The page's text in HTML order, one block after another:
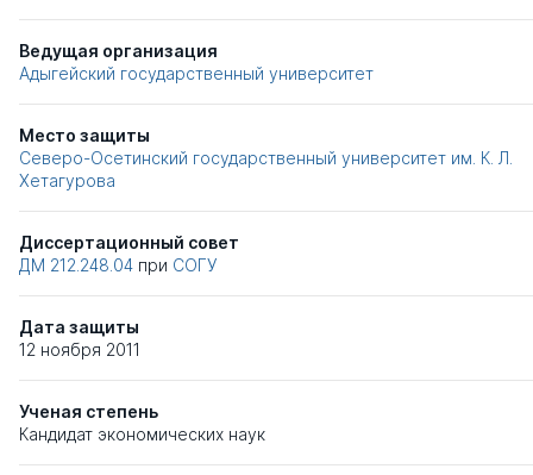
Ведущая организация
Адыгейский государственный университет
Место защиты
Северо-Осетинский государственный университет им. К. Л.
Хетагурова
Диссертационный совет
ДМ 212.248.04 при СОГУ
Дата защиты
12 ноября 2011
Ученая степень
Кандидат экономических наук